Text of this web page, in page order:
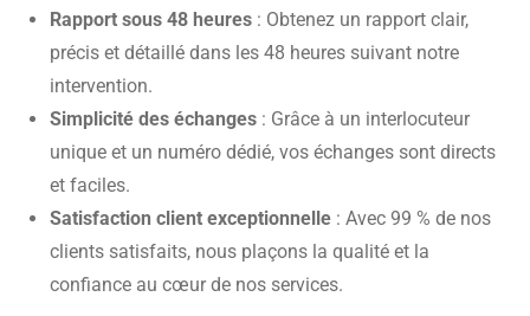
Rapport sous 48 heures : Obtenez un rapport clair,
précis et détaillé dans les 48 heures suivant notre
intervention.
Simplicité des échanges : Grâce à un interlocuteur
unique et un numéro dédié, vos échanges sont directs
et faciles.
Satisfaction client exceptionnelle : Avec 99 % de nos
clients satisfaits, nous plaçons la qualité et la
confiance au cœur de nos services.